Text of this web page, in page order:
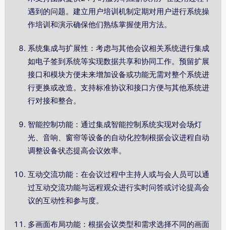
遇到的问题。建立用户培训机制定期对用户进行系统操
作培训和演示确保他们熟练掌握使用方法。
系统集成与扩展性：考虑与其他会议相关系统进行集成
如电子签到系统等实现数据共享和协同工作。预留扩展
接口和模块方便未来增加设备或功能无需对整个系统进
行更换或改造。支持标准协议和接口方便与其他系统进
行对接和整合。
智能控制功能：通过集成智能控制系统实现对会场灯
光、音响、窗帘等设备的自动化控制根据会议进程自动
调整设备状态提高会议效率。
互动交流功能：在会议过程中主持人或与会人员可以通
过互动交流功能与远程观众进行实时问答或讨论提高会
议的互动性和参与度。
多画面布局功能：根据会议类型和需求选择不同的画面